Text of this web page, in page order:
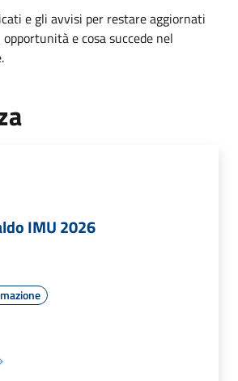
e gli avvisi per restare aggiornati
e cosa succede nel
IMU 2026